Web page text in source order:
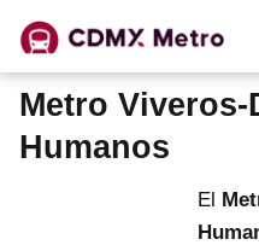
Metro Viveros-
Humanos
El